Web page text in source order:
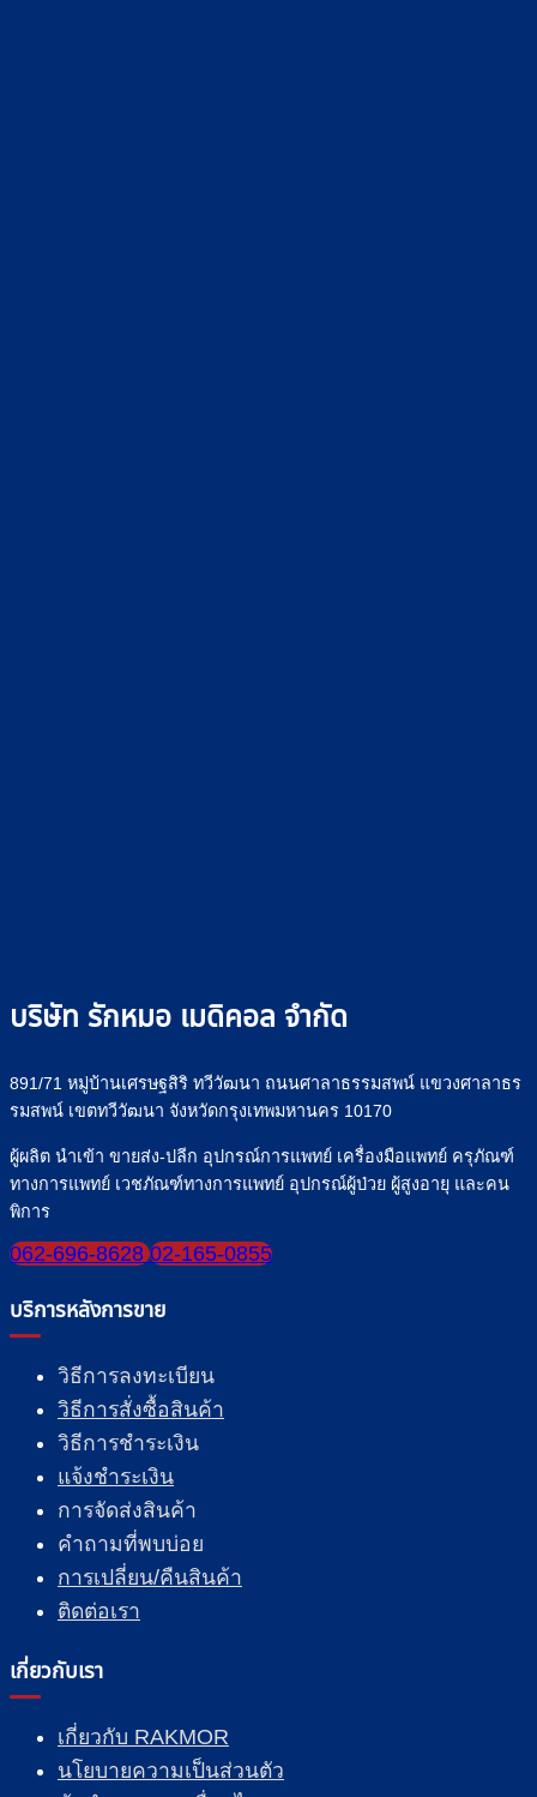
บริษัท รักหมอ เมดิคอล จำกัด
891/71 หมู่บ้านเศรษฐสิริ ทวีวัฒนา ถนนศาลาธรรมสพน์ แขวงศาลาธร
รมสพน์ เขตทวีวัฒนา จังหวัดกรุงเทพมหานคร 10170
ผู้ผลิต นำเข้า ขายส่ง-ปลีก อุปกรณ์การแพทย์ เครื่องมือแพทย์ ครุภัณฑ์
ทางการแพทย์ เวชภัณฑ์ทางการแพทย์ อุปกรณ์ผู้ป่วย ผู้สูงอายุ และคน
พิการ
062-696-8628 02-165-0855
บริการหลังการขาย
วิธีการลงทะเบียน
วิธีการสั่งซื้อสินค้า
วิธีการชำระเงิน
แจ้งชำระเงิน
การจัดส่งสินค้า
คำถามที่พบบ่อย
การเปลี่ยน/คืนสินค้า
ติดต่อเรา
เกี่ยวกับเรา
เกี่ยวกับ RAKMOR
นโยบายความเป็นส่วนตัว